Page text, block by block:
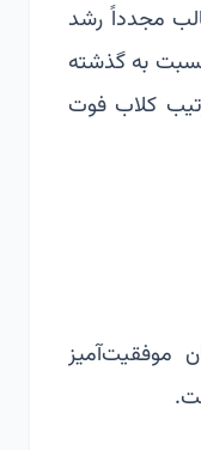
مجدداً رشد
به گذشته
کلاب فوت
موفقیت‌آمیز